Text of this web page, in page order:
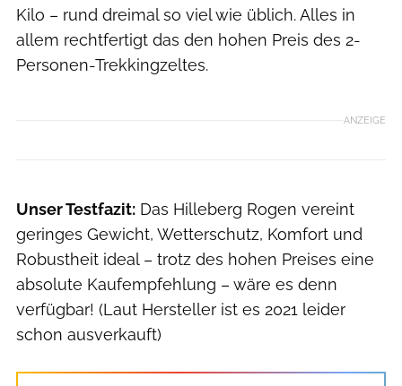
Kilo – rund dreimal so viel wie üblich. Alles in
allem rechtfertigt das den hohen Preis des 2-
Personen-Trekkingzeltes.
ANZEIGE
Unser Testfazit: Das Hilleberg Rogen vereint
geringes Gewicht, Wetterschutz, Komfort und
Robustheit ideal – trotz des hohen Preises eine
absolute Kaufempfehlung – wäre es denn
verfügbar! (Laut Hersteller ist es 2021 leider
schon ausverkauft)